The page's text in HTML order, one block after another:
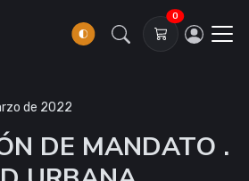
0
de 2022
DE MANDATO .